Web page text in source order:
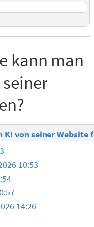
kann man
KI von seiner Website
10:53
14:26